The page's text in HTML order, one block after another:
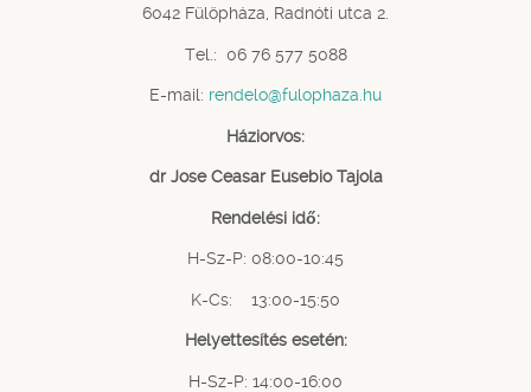
6042 Fülöpháza, Radnóti utca 2.
Tel.: 06 76 577 5088
E-mail: rendelo@fulophaza.hu
Háziorvos:
dr Jose Ceasar Eusebio Tajola
Rendelési idő:
H-Sz-P: 08:00-10:45
K-Cs: 13:00-15:50
Helyettesítés esetén:
H-Sz-P: 14:00-16:00